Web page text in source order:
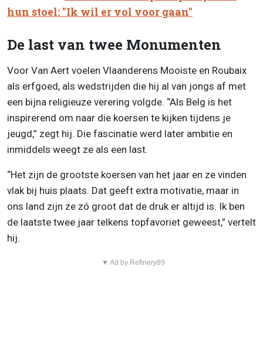
hun stoel: "Ik wil er vol voor gaan"
De last van twee Monumenten
Voor Van Aert voelen Vlaanderens Mooiste en Roubaix
als erfgoed, als wedstrijden die hij al van jongs af met
een bijna religieuze verering volgde. “Als Belg is het
inspirerend om naar die koersen te kijken tijdens je
jeugd,” zegt hij. Die fascinatie werd later ambitie en
inmiddels weegt ze als een last.
“Het zijn de grootste koersen van het jaar en ze vinden
vlak bij huis plaats. Dat geeft extra motivatie, maar in
ons land zijn ze zó groot dat de druk er altijd is. Ik ben
de laatste twee jaar telkens topfavoriet geweest,” vertelt
hij.
▼ Ad by Refinery89